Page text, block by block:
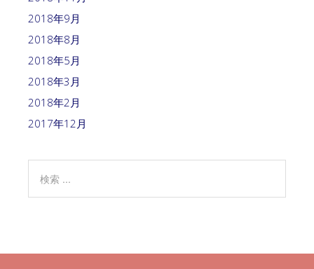
2018年9月
2018年8月
2018年5月
2018年3月
2018年2月
2017年12月